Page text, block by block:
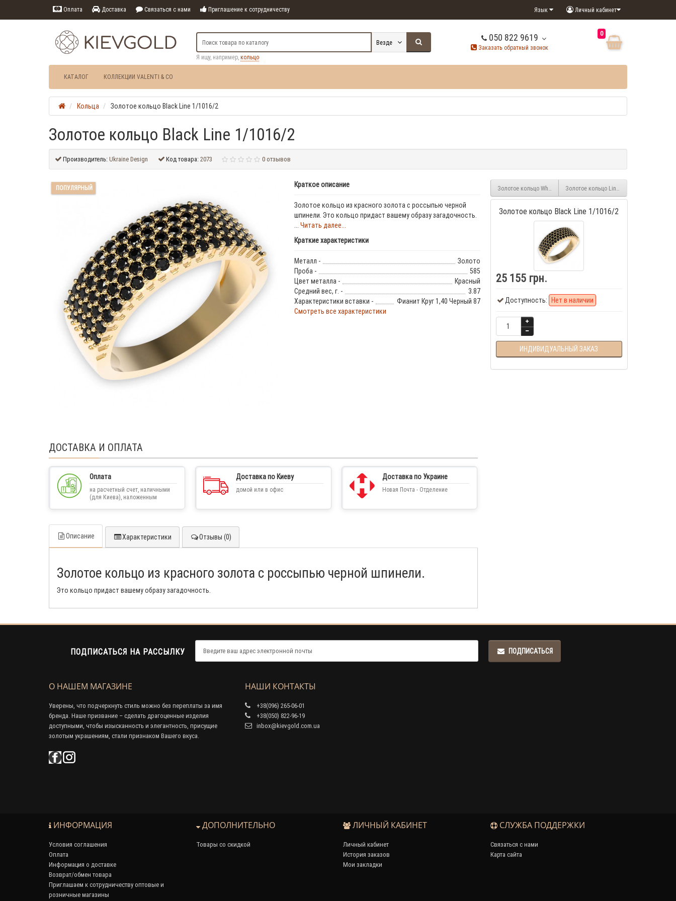
Оплата Доставка Связаться с нами Приглашение к сотрудничеству Личный кабинет
Язык
050 822 9619
Заказать обратный звонок
0
Везде
Я ищу, например, кольцо
КАТАЛОГ КОЛЛЕКЦИИ VALENTI & CO
Кольца Золотое кольцо Black Line 1/1016/2
Золотое кольцо Black Line 1/1016/2
Производитель:Ukraine Design Код товара:2073 0 отзывов
ПОПУЛЯРНЫЙ Краткое описание
Золотое кольцо из красного золота с россыпью черной
шпинели. Это кольцо придаст вашему образу загадочность.
... Читать далее...
Краткие характеристики
Металл -
Золото
Проба -
585
Цвет металла -
Красный
Средний вес, г. -
3.87
Характеристики вставки -
Фианит Круг 1,40 Черный 87
Смотреть все характеристики
Золотое кольцо White Line с россыпью белого циркония 1/1016
Золотое кольцо Line 1/1016/3
Золотое кольцо Black Line 1/1016/2
25 155 грн.
Доступность: Нет в наличии
ИНДИВИДУАЛЬНЫЙ ЗАКАЗ
ДОСТАВКА И ОПЛАТА
Оплата
на расчетный счет, наличными
(для Киева), наложенным
Доставка по Киеву
домой или в офис
Доставка по Украине
Новая Почта - Отделение
Описание Характеристики Отзывы (0)
Золотое кольцо из красного золота с россыпью черной шпинели.
Это кольцо придаст вашему образу загадочность.
ПОДПИСАТЬСЯ НА РАССЫЛКУ ПОДПИСАТЬСЯ
О НАШЕМ МАГАЗИНЕ
Уверены, что подчеркнуть стиль можно без переплаты за имя
бренда. Наше призвание – сделать драгоценные изделия
доступными, чтобы изысканность и элегантность, присущие
золотым украшениям, стали признаком Вашего вкуса.
НАШИ КОНТАКТЫ
+38(096) 265-06-01
+38(050) 822-96-19
inbox@kievgold.com.ua
ИНФОРМАЦИЯ
Условия соглашения
Оплата
Информация о доставке
Возврат/обмен товара
Приглашаем к сотрудничеству оптовые и
розничные магазины
ДОПОЛНИТЕЛЬНО
Товары со скидкой
ЛИЧНЫЙ КАБИНЕТ
Личный кабинет
История заказов
Мои закладки
СЛУЖБА ПОДДЕРЖКИ
Связаться с нами
Карта сайта